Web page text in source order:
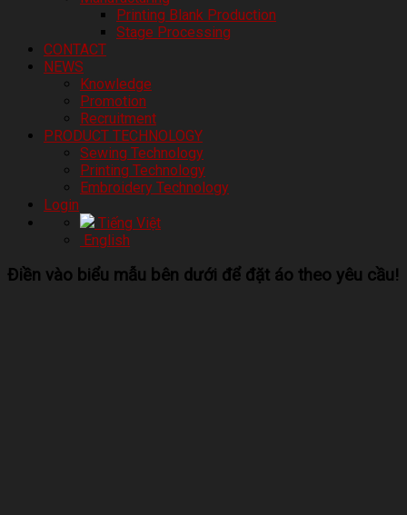
Printing Blank Production
Stage Processing
CONTACT
NEWS
Knowledge
Promotion
Recruitment
PRODUCT TECHNOLOGY
Sewing Technology
Printing Technology
Embroidery Technology
Login
Tiếng Việt
English
Điền vào biểu mẫu bên dưới để đặt áo theo yêu cầu!